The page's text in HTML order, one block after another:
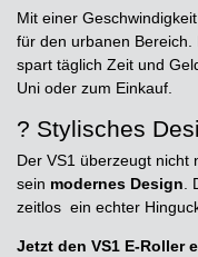
Mit einer
für den urbanen Bereich.
spart täglich Zeit und
Uni oder zum Einkauf.
? Stylisches
Der VS1 überzeugt nicht
sein modernes Design
zeitlos  ein echter
Jetzt den VS1 E-Roller